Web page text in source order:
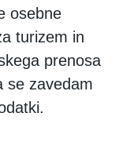
osebne
turizem in
prenosa
se zavedam